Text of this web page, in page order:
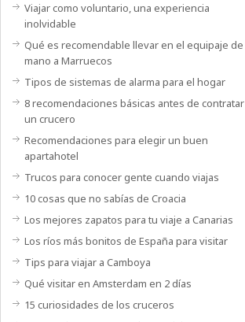
Viajar como voluntario, una experiencia
inolvidable
Qué es recomendable llevar en el equipaje de
mano a Marruecos
Tipos de sistemas de alarma para el hogar
8 recomendaciones básicas antes de contratar
un crucero
Recomendaciones para elegir un buen
apartahotel
Trucos para conocer gente cuando viajas
10 cosas que no sabías de Croacia
Los mejores zapatos para tu viaje a Canarias
Los ríos más bonitos de España para visitar
Tips para viajar a Camboya
Qué visitar en Amsterdam en 2 días
15 curiosidades de los cruceros